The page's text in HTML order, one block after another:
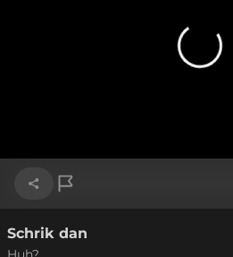
Link kopiëren
Schrik dan